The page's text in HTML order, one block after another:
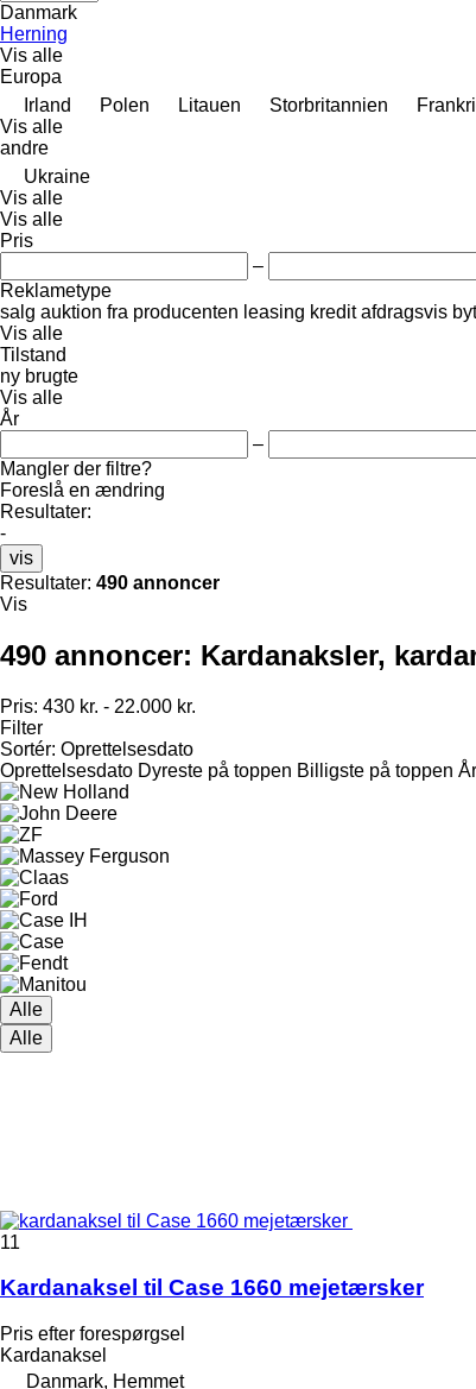
Danmark
Herning
Vis alle
Europa
Irland
Polen Litauen Storbritannien
Vis alle
andre
Ukraine
Vis alle
Vis alle
Pris
–
Reklametype
salg auktion fra producenten leasing kredit afdragsvis
Vis alle
Tilstand
ny brugte
Vis alle
År
–
Mangler der filtre?
Foreslå en ændring
Resultater:
-
vis
Resultater: 490 annoncer
Vis
490 annoncer: Kardanaksler,
Pris: 430 kr. - 22.000 kr.
Filter
Sortér: Oprettelsesdato
Oprettelsesdato Dyreste på toppen Billigste på toppen
Alle
Alle
11
Kardanaksel til Case 1660 mejetærsker
Pris efter forespørgsel
Kardanaksel
Danmark, Hemmet